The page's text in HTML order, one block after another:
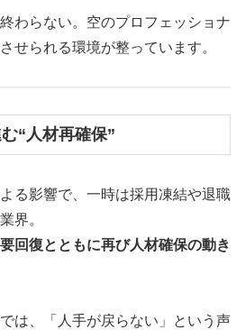
わらない。空のプロフェッショナ
せられる環境が整っています。
“人材再確保”
る影響で、一時は採用凍結や退職
界。
回復とともに再び人材確保の動き
は、「人手が戻らない」という声